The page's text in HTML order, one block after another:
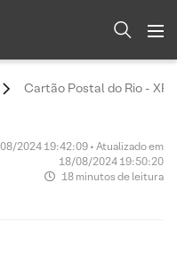
Cartão Postal do Rio - XP
2024 19:42:09 • Atualizado em
18/08/2024 19:50:20
18 minutos de leitura